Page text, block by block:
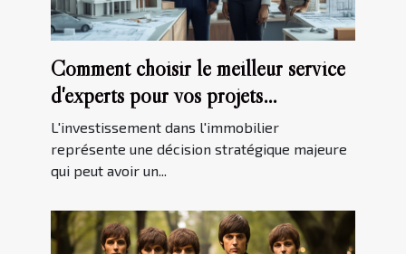
Comment choisir le meilleur service
d'experts pour vos projets
immobiliers
L'investissement dans l'immobilier
représente une décision stratégique majeure
qui peut avoir un...